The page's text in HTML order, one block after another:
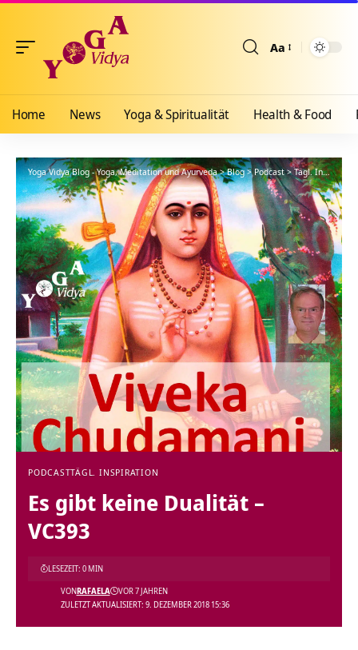
Aa
Home News Yoga & Spiritualität Health & Food
Yoga Vidya Blog - Yoga, Meditation und Ayurveda>Blog>Podcast>Tägl. Inspiration
PODCASTTÄGL. INSPIRATION
Es gibt keine Dualität –
VC393
ZULETZT AKTUALISIERT: 9. DEZEMBER 2018 15:36
VONRAFAELA VOR 7 JAHREN
LESEZEIT: 0 MIN